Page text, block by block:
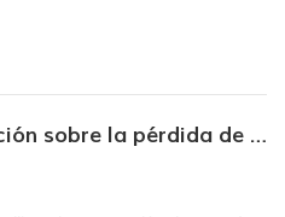
es triturada cuando
rodajas de batería se han
3 ) Cuando Lev...
¿Hay alguna preocupación sobre la pérdida de energía después de usar el sistema de energía solar?